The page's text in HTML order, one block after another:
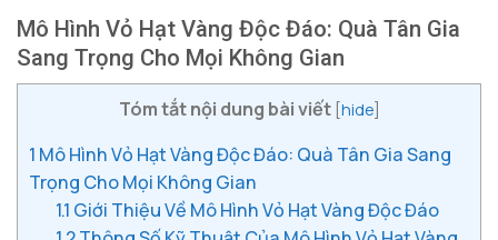
Mô Hình Vỏ Hạt Vàng Độc Đáo: Quà Tân Gia
Sang Trọng Cho Mọi Không Gian
Tóm tắt nội dung bài viết [hide]
1 Mô Hình Vỏ Hạt Vàng Độc Đáo: Quà Tân Gia Sang
Trọng Cho Mọi Không Gian
1.1 Giới Thiệu Về Mô Hình Vỏ Hạt Vàng Độc Đáo